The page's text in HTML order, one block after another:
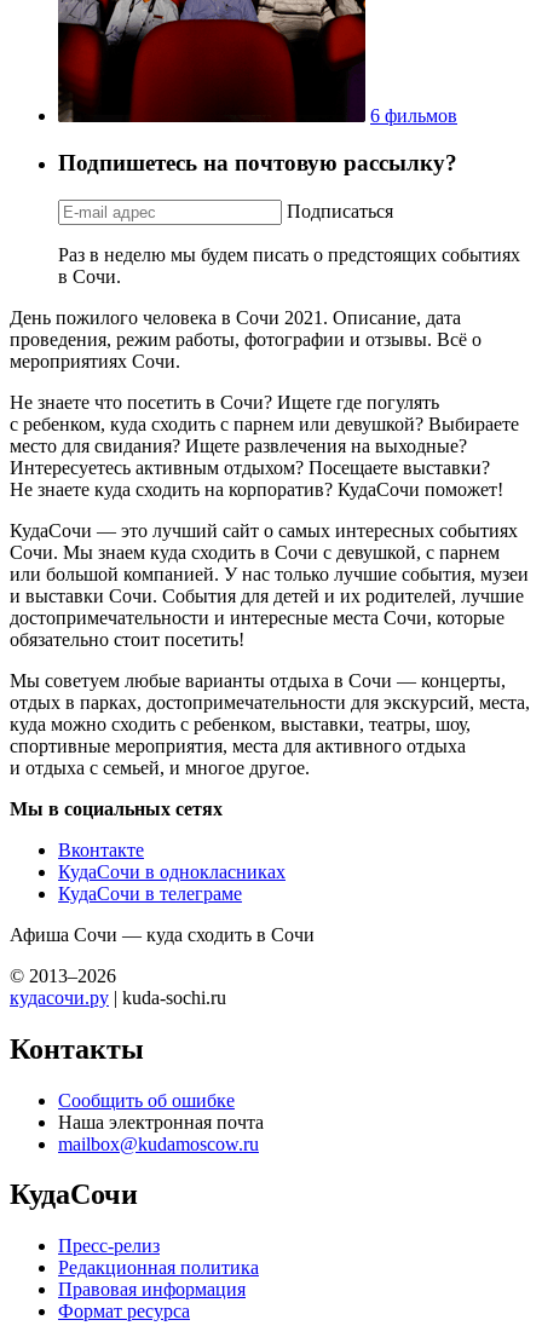
6 фильмов
Подпишетесь на почтовую рассылку?
Подписаться
Раз в неделю мы будем писать о предстоящих событиях
в Сочи.
День пожилого человека в Сочи 2021. Описание, дата
проведения, режим работы, фотографии и отзывы. Всё о
мероприятиях Сочи.
Не знаете что посетить в Сочи? Ищете где погулять
с ребенком, куда сходить с парнем или девушкой? Выбираете
место для свидания? Ищете развлечения на выходные?
Интересуетесь активным отдыхом? Посещаете выставки?
Не знаете куда сходить на корпоратив? КудаСочи поможет!
КудаСочи — это лучший сайт о самых интересных событиях
Сочи. Мы знаем куда сходить в Сочи с девушкой, с парнем
или большой компанией. У нас только лучшие события, музеи
и выставки Сочи. События для детей и их родителей, лучшие
достопримечательности и интересные места Сочи, которые
обязательно стоит посетить!
Мы советуем любые варианты отдыха в Сочи — концерты,
отдых в парках, достопримечательности для экскурсий, места,
куда можно сходить с ребенком, выставки, театры, шоу,
спортивные мероприятия, места для активного отдыха
и отдыха с семьей, и многое другое.
Мы в социальных сетях
Вконтакте
КудаСочи в однокласниках
КудаСочи в телеграме
Афиша Сочи — куда сходить в Сочи
© 2013–2026
кудасочи.ру | kuda-sochi.ru
Контакты
Сообщить об ошибке
Наша электронная почта
mailbox@kudamoscow.ru
КудаСочи
Пресс-релиз
Редакционная политика
Правовая информация
Формат ресурса